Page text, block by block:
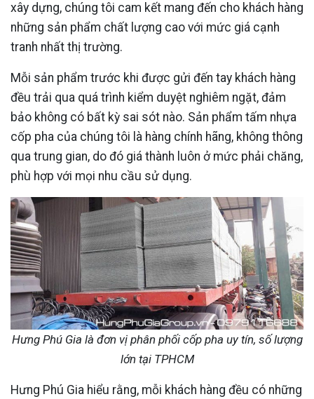
xây dựng, chúng tôi cam kết mang đến cho khách hàng
những sản phẩm chất lượng cao với mức giá cạnh
tranh nhất thị trường.
Mỗi sản phẩm trước khi được gửi đến tay khách hàng
đều trải qua quá trình kiểm duyệt nghiêm ngặt, đảm
bảo không có bất kỳ sai sót nào. Sản phẩm tấm nhựa
cốp pha của chúng tôi là hàng chính hãng, không thông
qua trung gian, do đó giá thành luôn ở mức phải chăng,
phù hợp với mọi nhu cầu sử dụng.
Hưng Phú Gia là đơn vị phân phối cốp pha uy tín, số lượng
lớn tại TPHCM
Hưng Phú Gia hiểu rằng, mỗi khách hàng đều có những